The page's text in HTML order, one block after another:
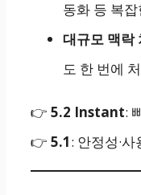
동화 등 복
대규모 맥락
도 한 번에
👉 5.2 Instant:
👉 5.1: 안정성·